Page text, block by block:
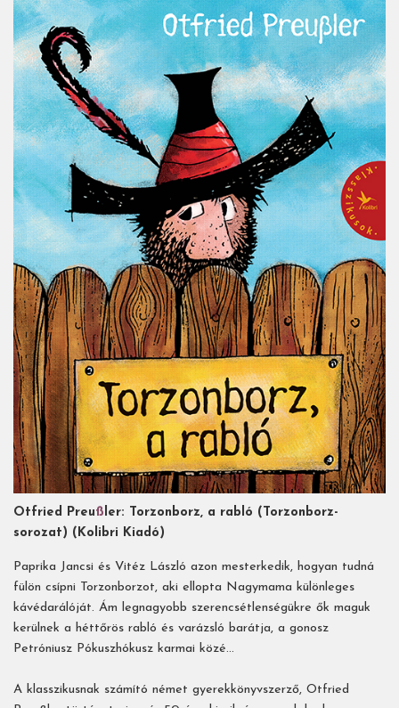
Otfried Preußler: Torzonborz, a rabló (Torzonborz-
sorozat) (Kolibri Kiadó)
Paprika Jancsi és Vitéz László azon mesterkedik, hogyan tudná
fülön csípni Torzonborzot, aki ellopta Nagymama különleges
kávédarálóját. Ám legnagyobb szerencsétlenségükre ők maguk
kerülnek a héttőrös rabló és varázsló barátja, a gonosz
Petróniusz Pókuszhókusz karmai közé…
A klasszikusnak számító német gyerekkönyvszerző, Otfried